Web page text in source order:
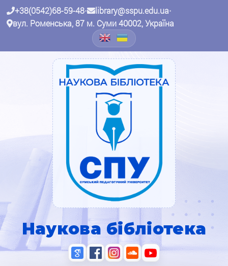
+38(0542)68-59-48• library@sspu.edu.ua•
вул. Роменська, 87 м. Суми 40002, Україна
Наукова бібліотека